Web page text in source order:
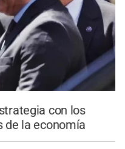
con los
de la economía